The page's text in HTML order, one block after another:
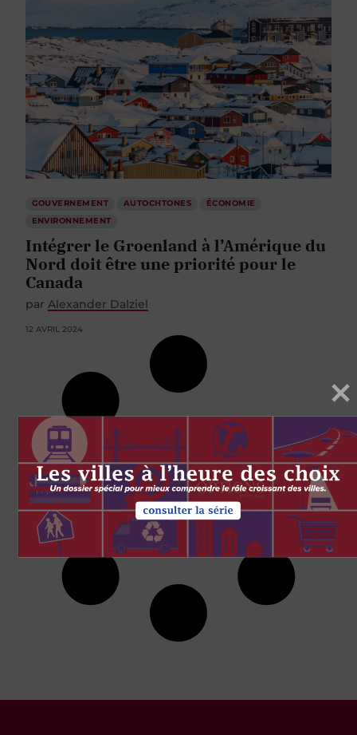
GOUVERNEMENT AUTOCHTONES
ÉCONOMIE
ENVIRONNEMENT
Intégrer le Groenland à l’Amérique du
Nord doit être une priorité pour le
Canada
par Alexander Dalziel
12 AVRIL 2024